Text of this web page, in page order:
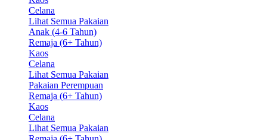
Celana
Lihat Semua Pakaian
Anak (4-6 Tahun)
Remaja (6+ Tahun)
Kaos
Celana
Lihat Semua Pakaian
Pakaian Perempuan
Remaja (6+ Tahun)
Kaos
Celana
Lihat Semua Pakaian